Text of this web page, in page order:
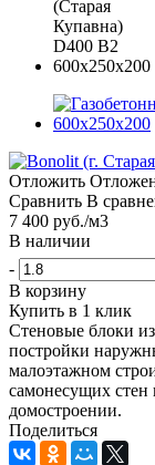
Отложить
Сравнить В
7 400 руб./м3
В наличии
-
В корзину
Купить в 1 клик
Стеновые блоки
постройки
малоэтажном
самонесущих
домостроении.
Поделиться